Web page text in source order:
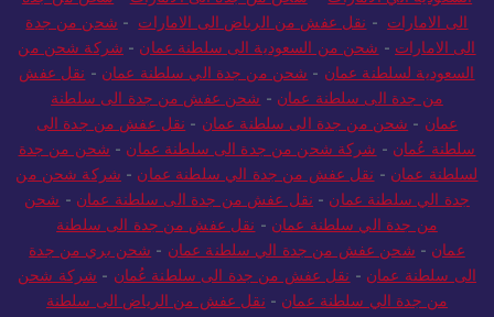
الى الامارات-نقل عفش من الرياض الى الامارات-شحن من جدة
الى الامارات-شحن من السعودية الى سلطنة عمان -شركة شحن من
السعودية لسلطنة عمان -شحن من جدة الي سلطنة عمان -نقل عفش
من جدة الى سلطنة عمان -شحن عفش من جدة الى سلطنة
عمان -شحن من جدة الى سلطنة عمان -نقل عفش من جدة الى
سلطنة عُمان -شركة شحن من جدة الى سلطنة عمان -شحن من جدة
لسلطنة عمان -نقل عفش من جدة الي سلطنة عمان - شركة شحن من
جدة الي سلطنة عمان -نقل عفش من جدة الى سلطنة عمان -شحن
من جدة الي سلطنة عمان -نقل عفش من جدة الى سلطنة
عمان -شحن عفش من جدة الي سلطنة عمان -شحن بري من جدة
الى سلطنة عمان -نقل عفش من جدة الى سلطنة عُمان - شركة شحن
من جدة الي سلطنة عمان -نقل عفش من الرياض الى سلطنة